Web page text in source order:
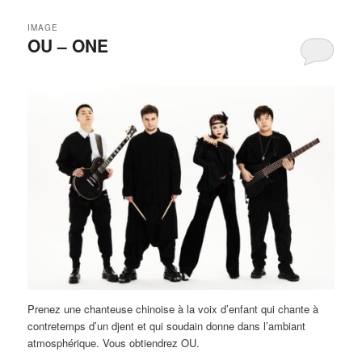
OU – ONE
IMAGE
Prenez une chanteuse chinoise à la voix d’enfant qui chante à
contretemps d’un djent et qui soudain donne dans l’ambiant
atmosphérique. Vous obtiendrez OU.